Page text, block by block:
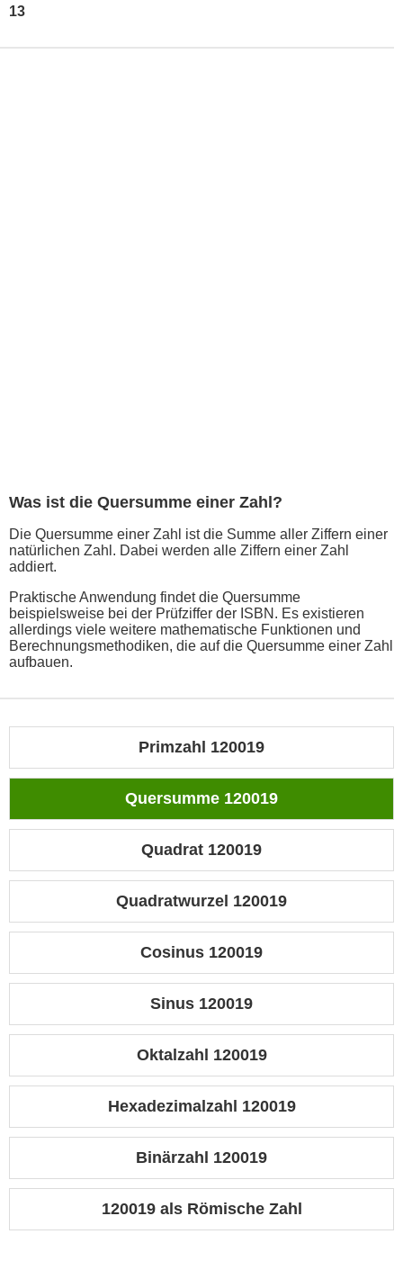
13
Was ist die Quersumme einer Zahl?
Die Quersumme einer Zahl ist die Summe aller Ziffern einer
natürlichen Zahl. Dabei werden alle Ziffern einer Zahl
addiert.
Praktische Anwendung findet die Quersumme
beispielsweise bei der Prüfziffer der ISBN. Es existieren
allerdings viele weitere mathematische Funktionen und
Berechnungsmethodiken, die auf die Quersumme einer Zahl
aufbauen.
Primzahl 120019
Quersumme 120019
Quadrat 120019
Quadratwurzel 120019
Cosinus 120019
Sinus 120019
Oktalzahl 120019
Hexadezimalzahl 120019
Binärzahl 120019
120019 als Römische Zahl